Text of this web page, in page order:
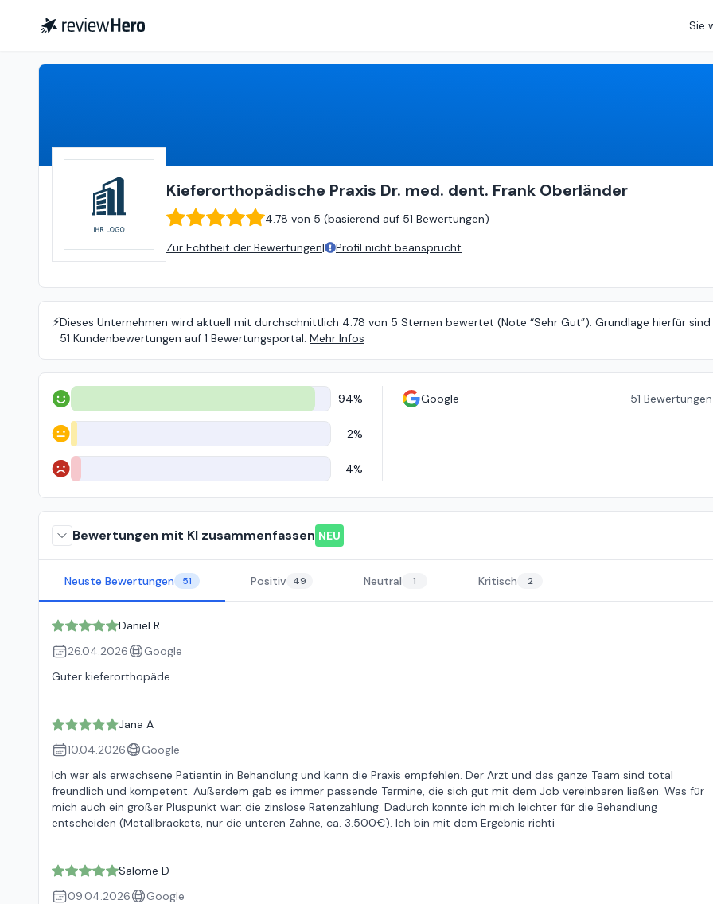
Sie
Kieferorthopädische Praxis Dr. med. dent. Frank Oberländer
4.78 von 5 (basierend auf 51 Bewertungen)
Zur Echtheit der Bewertungen| Profil nicht beansprucht
⚡️Dieses Unternehmen wird aktuell mit durchschnittlich 4.78 von 5 Sternen bewertet (Note “Sehr Gut”). Grundlage hierfür sind
51 Kundenbewertungen auf 1 Bewertungsportal. Mehr Infos
Positiv 94%
Neutral 2%
Negativ 4%
Google 51 Bewertungen
Bewertungen mit KI zusammenfassen NEU
Neuste Bewertungen 51 Positiv 49 Neutral 1 Kritisch 2
Daniel R
26.04.2026
Google
Guter kieferorthopäde
Jana A
10.04.2026
Google
Ich war als erwachsene Patientin in Behandlung und kann die Praxis empfehlen. Der Arzt und das ganze Team sind total
freundlich und kompetent. Außerdem gab es immer passende Termine, die sich gut mit dem Job vereinbaren ließen. Was für
mich auch ein großer Pluspunkt war: die zinslose Ratenzahlung. Dadurch konnte ich mich leichter für die Behandlung
entscheiden (Metallbrackets, nur die unteren Zähne, ca. 3.500€). Ich bin mit dem Ergebnis richti
Salome D
09.04.2026
Google